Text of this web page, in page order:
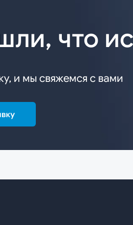
что
и мы свяжемся с вами